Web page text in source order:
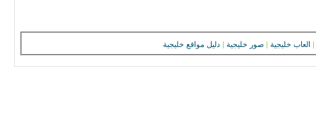
| العاب خليجية | صور خليجية | دليل مواقع خليجية